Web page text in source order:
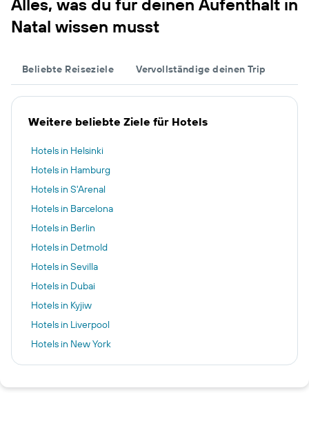
Alles, was du für deinen Aufenthalt in
Natal wissen musst
Beliebte Reiseziele Vervollständige deinen Trip
Weitere beliebte Ziele für Hotels
Hotels in Helsinki
Hotels in Hamburg
Hotels in S'Arenal
Hotels in Barcelona
Hotels in Berlin
Hotels in Detmold
Hotels in Sevilla
Hotels in Dubai
Hotels in Kyjiw
Hotels in Liverpool
Hotels in New York
Hotels in Sharm El-Sheikh